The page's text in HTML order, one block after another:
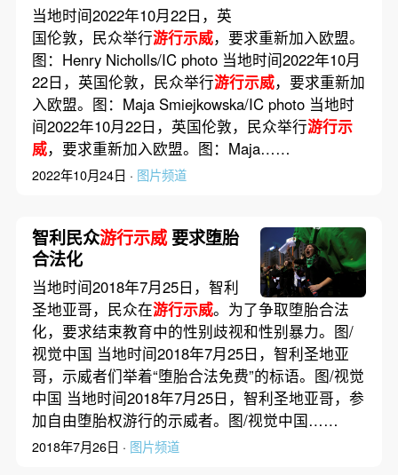
当地时间2022年10月22日，英
国伦敦，民众举行游行示威，要求重新加入欧盟。
图：Henry Nicholls/IC photo 当地时间2022年10月
22日，英国伦敦，民众举行游行示威，要求重新加
入欧盟。图：Maja Smiejkowska/IC photo 当地时
间2022年10月22日，英国伦敦，民众举行游行示
威，要求重新加入欧盟。图：Maja……
2022年10月24日 · 图片频道
智利民众游行示威要求堕胎
合法化
当地时间2018年7月25日，智利
圣地亚哥，民众在游行示威。为了争取堕胎合法
化，要求结束教育中的性别歧视和性别暴力。图/
视觉中国 当地时间2018年7月25日，智利圣地亚
哥，示威者们举着“堕胎合法免费”的标语。图/视觉
中国 当地时间2018年7月25日，智利圣地亚哥，参
加自由堕胎权游行的示威者。图/视觉中国……
2018年7月26日 · 图片频道